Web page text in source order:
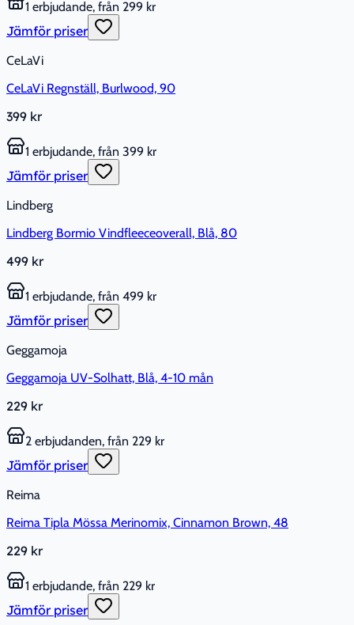
1 erbjudande, från 299 kr
Jämför priser
CeLaVi
CeLaVi Regnställ, Burlwood, 90
399 kr
1 erbjudande, från 399 kr
Jämför priser
Lindberg
Lindberg Bormio Vindfleeceoverall, Blå, 80
499 kr
1 erbjudande, från 499 kr
Jämför priser
Geggamoja
Geggamoja UV-Solhatt, Blå, 4-10 mån
229 kr
2 erbjudanden, från 229 kr
Jämför priser
Reima
Reima Tipla Mössa Merinomix, Cinnamon Brown, 48
229 kr
1 erbjudande, från 229 kr
Jämför priser